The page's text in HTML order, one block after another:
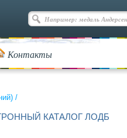
Контакты
/
КАТАЛОГ ЛОДБ